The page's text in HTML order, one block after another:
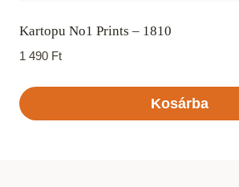
Kartopu No1 Prints – 1810
1 490 Ft
Kosárba